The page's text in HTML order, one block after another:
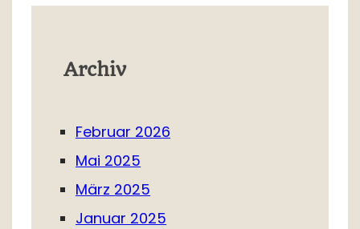
Archiv
Februar 2026
Mai 2025
März 2025
Januar 2025